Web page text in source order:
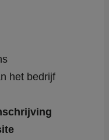
het bedrijf